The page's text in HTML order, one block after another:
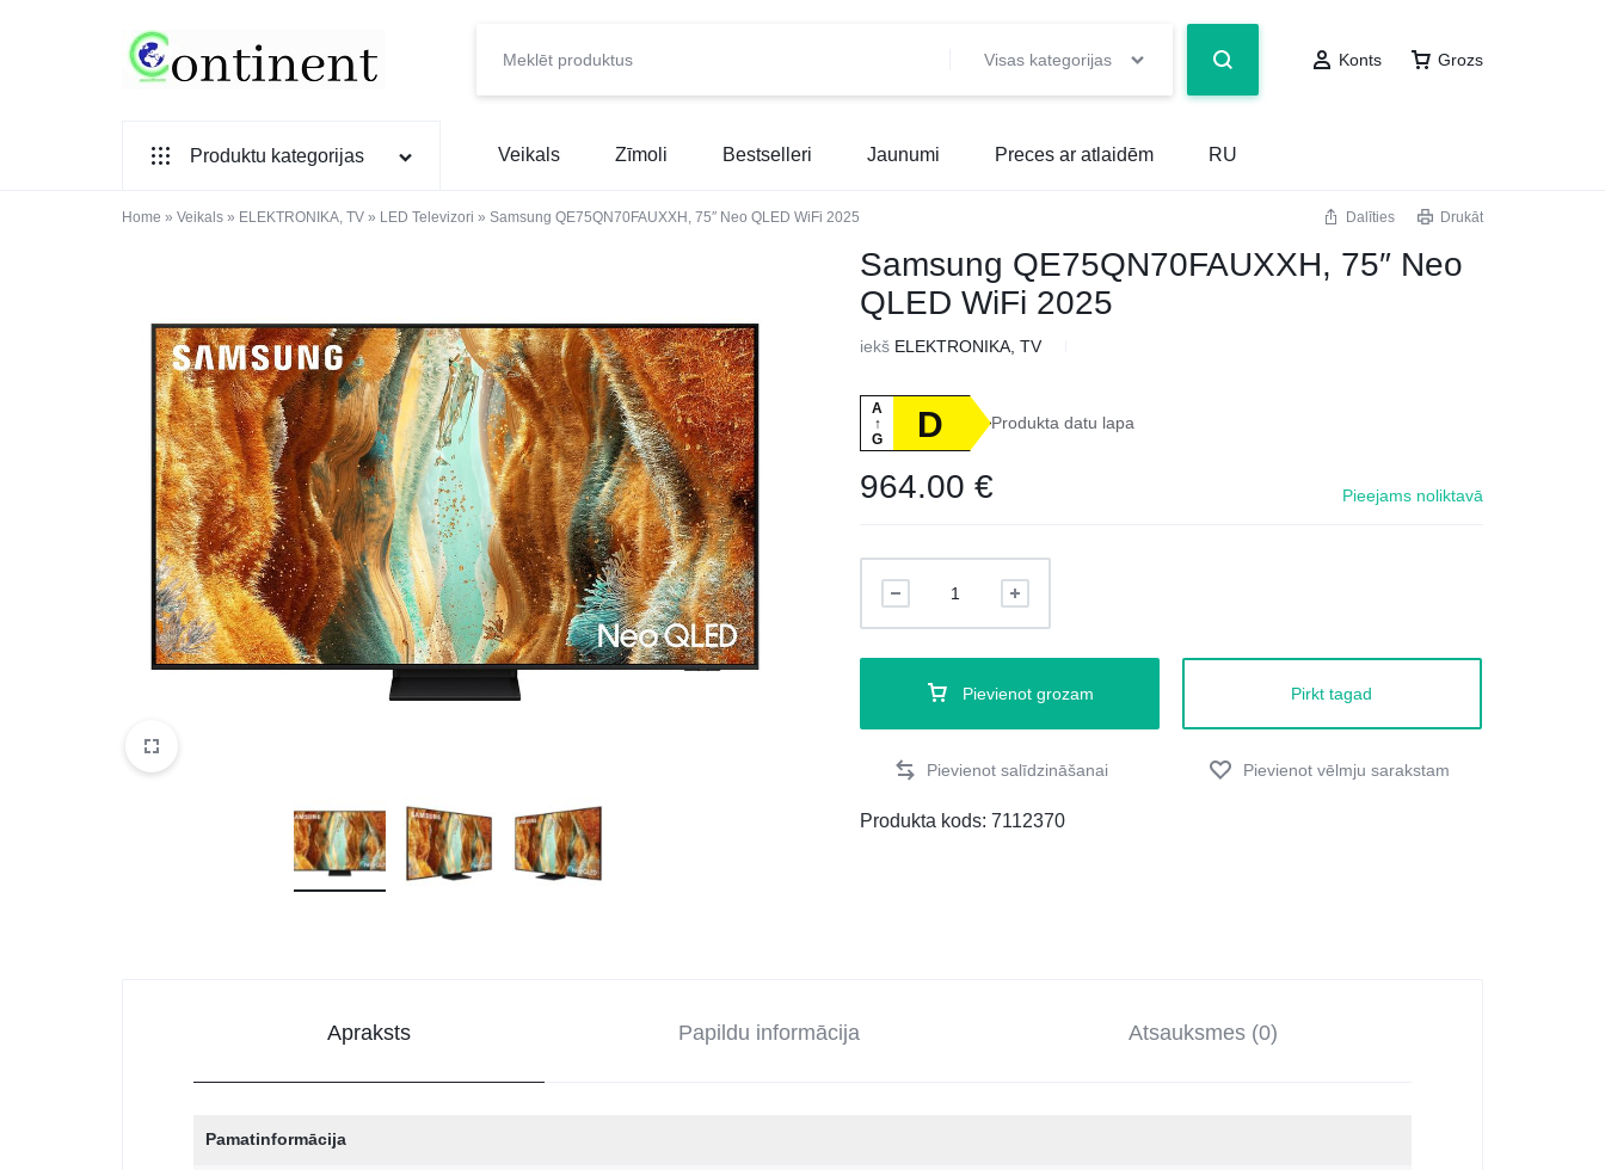
PREČU
INTERNETVEIKALS
Visas kategorijas Konts Grozs
Produktu kategorijas
SADZĪVES TEHNIKA
ELEKTRONIKA, TV
TELEFONI
VIEDPULKSTEŅI
SKAISTUMAM UN VESELĪBAI
DATORTEHNIKA, PRECES
BIROJAM
KLIMATAM
MĀJĀM UN DĀRZAM
Veikals Zīmoli Bestselleri Jaunumi Preces ar atlaidēm RU
Home » Veikals » ELEKTRONIKA, TV » LED Televizori » Samsung QE75QN70FAUXXH, 75″ Neo QLED WiFi 2025 Dalīties Drukāt
Samsung QE75QN70FAUXXH, 75″ Neo
QLED WiFi 2025
iekš ELEKTRONIKA, TV
A
↑
G
D Produkta datu lapa
964.00€ Pieejams noliktavā
Pievienot grozam Pirkt tagad
Produkta kods:7112370
Apraksts Papildu informācija Atsauksmes (0)
Pamatinformācija